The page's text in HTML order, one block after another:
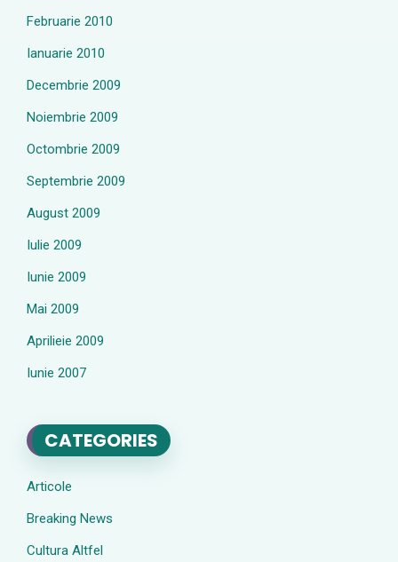
Februarie 2010
Ianuarie 2010
Decembrie 2009
Noiembrie 2009
Octombrie 2009
Septembrie 2009
August 2009
Iulie 2009
Iunie 2009
Mai 2009
Aprilieie 2009
Iunie 2007
CATEGORIES
Articole
Breaking News
Cultura Altfel